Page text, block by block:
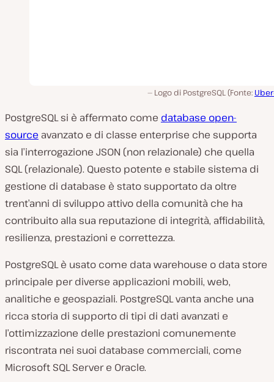
Logo di PostgreSQL (Fonte:
PostgreSQL si è affermato come database open-
source avanzato e di classe enterprise che supporta
sia l’interrogazione JSON (non relazionale) che quella
SQL (relazionale). Questo potente e stabile sistema di
gestione di database è stato supportato da oltre
trent’anni di sviluppo attivo della comunità che ha
contribuito alla sua reputazione di integrità, affidabilità,
resilienza, prestazioni e correttezza.
PostgreSQL è usato come data warehouse o data store
principale per diverse applicazioni mobili, web,
analitiche e geospaziali. PostgreSQL vanta anche una
ricca storia di supporto di tipi di dati avanzati e
l’ottimizzazione delle prestazioni comunemente
riscontrata nei suoi database commerciali, come
Microsoft SQL Server e Oracle.